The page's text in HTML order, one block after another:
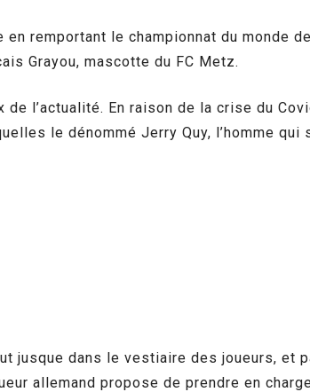
remportant le championnat du monde
Grayou, mascotte du FC Metz.
l’actualité. En raison de la crise du
le dénommé Jerry Quy, l’homme qui
jusque dans le vestiaire des joueurs, et
allemand propose de prendre en